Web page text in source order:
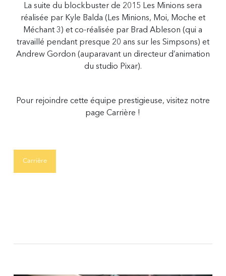
La suite du blockbuster de 2015 Les Minions sera
réalisée par Kyle Balda (Les Minions, Moi, Moche et
Méchant 3) et co-réalisée par Brad Ableson (qui a
travaillé pendant presque 20 ans sur les Simpsons) et
Andrew Gordon (auparavant un directeur d’animation
du studio Pixar).
Pour rejoindre cette équipe prestigieuse, visitez notre
page Carrière !
Carrière